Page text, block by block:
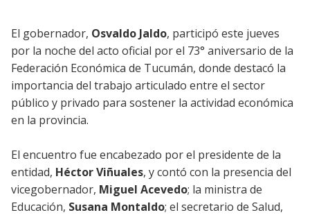
El gobernador, Osvaldo Jaldo, participó este jueves
por la noche del acto oficial por el 73° aniversario de la
Federación Económica de Tucumán, donde destacó la
importancia del trabajo articulado entre el sector
público y privado para sostener la actividad económica
en la provincia.
El encuentro fue encabezado por el presidente de la
entidad, Héctor Viñuales, y contó con la presencia del
vicegobernador, Miguel Acevedo; la ministra de
Educación, Susana Montaldo; el secretario de Salud,